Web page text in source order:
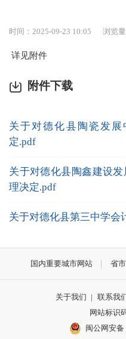
时间：2025-09-23 10:05 浏览
详见附件
附件下载
关于对德化县陶瓷发
定.pdf
关于对德化县陶鑫建设
理决定.pdf
关于对德化县第三中学会
国内重要城市网站 省
关于我们 | 联系我
网站标识
闽公网安